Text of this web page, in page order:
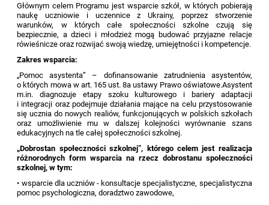
Głównym celem Programu jest wsparcie szkół, w których pobierają
naukę uczniowie i uczennice z Ukrainy, poprzez stworzenie
warunków, w których całe społeczności szkolne czują się
bezpiecznie, a dzieci i młodzież mogą budować przyjazne relacje
rówieśnicze oraz rozwijać swoją wiedzę, umiejętności i kompetencje.
Zakres wsparcia:
„Pomoc asystenta” – dofinansowanie zatrudnienia asystentów,
o których mowa w art. 165 ust. 8a ustawy Prawo oświatowe.Asystent
m.in. diagnozuje etapy szoku kulturowego i bariery adaptacji
i integracji oraz podejmuje działania mające na celu przystosowanie
się ucznia do nowych realiów, funkcjonujących w polskich szkołach
oraz umożliwienie mu w dalszej kolejności wyrównanie szans
edukacyjnych na tle całej społeczności szkolnej.
„Dobrostan społeczności szkolnej”, którego celem jest realizacja
różnorodnych form wsparcia na rzecz dobrostanu społeczności
szkolnej, w tym:
• wsparcie dla uczniów - konsultacje specjalistyczne, specjalistyczna
pomoc psychologiczna, doradztwo zawodowe,